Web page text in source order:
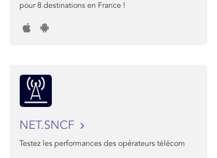
pour 8 destinations en France !
NET.SNCF
Testez les performances des opérateurs télécom